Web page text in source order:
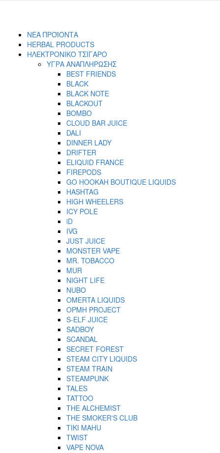
ΝΕΑ ΠΡΟΪΟΝΤΑ
HERBAL PRODUCTS
ΗΛΕΚΤΡΟΝΙΚΟ ΤΣΙΓΑΡΟ
ΥΓΡΑ ΑΝΑΠΛΗΡΩΣΗΣ
BEST FRIENDS
BLACK
BLACK NOTE
BLACKOUT
BOMBO
CLOUD BAR JUICE
DALI
DINNER LADY
DRIFTER
ELIQUID FRANCE
FIREPODS
GO HOOKAH BOUTIQUE LIQUIDS
HASHTAG
HIGH WHEELERS
ICY POLE
iD
IVG
JUST JUICE
MONSTER VAPE
MR. TOBACCO
MUR
NIGHT LIFE
NUBO
OMERTA LIQUIDS
OPMH PROJECT
S-ELF JUICE
SADBOY
SCANDAL
SECRET FOREST
STEAM CITY LIQUIDS
STEAM TRAIN
STEAMPUNK
TALES
TATTOO
THE ALCHEMIST
THE SMOKER'S CLUB
TIKI MAHU
TWIST
VAPE NOVA